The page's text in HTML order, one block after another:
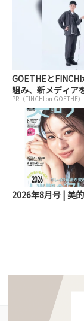
GOETHEと
組み、新メディア
PR（FINCHI on GOETHE）
2026年8月号 | 美